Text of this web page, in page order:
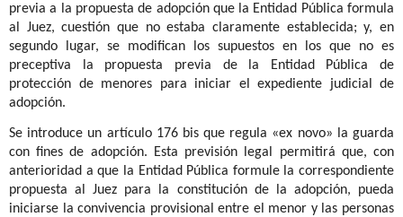
previa a la propuesta de adopción que la Entidad Pública formula
al Juez, cuestión que no estaba claramente establecida; y, en
segundo lugar, se modifican los supuestos en los que no es
preceptiva la propuesta previa de la Entidad Pública de
protección de menores para iniciar el expediente judicial de
adopción.
Se introduce un artículo 176 bis que regula «ex novo» la guarda
con fines de adopción. Esta previsión legal permitirá que, con
anterioridad a que la Entidad Pública formule la correspondiente
propuesta al Juez para la constitución de la adopción, pueda
iniciarse la convivencia provisional entre el menor y las personas